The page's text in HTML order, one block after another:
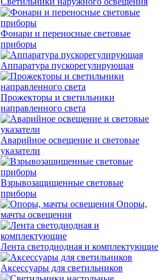
Фонари и переносные световые
приборы
Аппаратура пускорегулирующая
Прожекторы и светильники
направленного света
Аварийное освещение и световые
указатели
Взрывозащищенные световые
приборы
Опоры,
мачты освещения
Лента светодиодная и комплектующие
Аксессуары для светильников